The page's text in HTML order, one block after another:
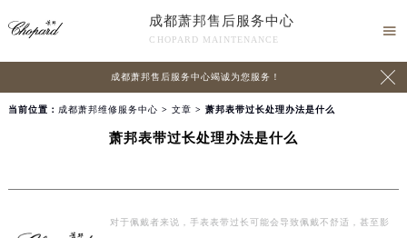
成都萧邦售后服务中心
CHOPARD MAINTENANCE

成都萧邦售后服务中心竭诚为您服务！ 
当前位置： 成都萧邦维修服务中心 > 文章 > 萧邦表带过长处理办法是什么
萧邦表带过长处理办法是什么
对于佩戴者来说，手表表带过长可能会导致佩戴不舒适，甚至影